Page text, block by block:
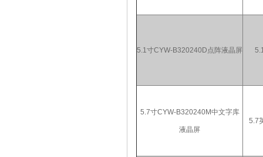
5.1寸CYW-B320240D点阵液晶屏
5.7寸CYW-B320240M中文字库
液晶屏
5.7